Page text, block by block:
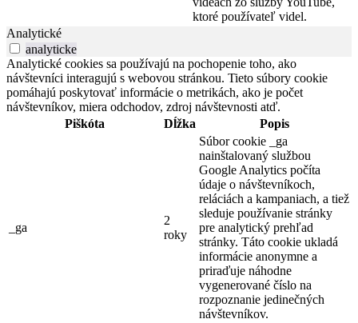
ktoré používateľ videl.
Analytické
analyticke
Analytické cookies sa používajú na pochopenie toho, ako
návštevníci interagujú s webovou stránkou. Tieto súbory cookie
pomáhajú poskytovať informácie o metrikách, ako je počet
návštevníkov, miera odchodov, zdroj návštevnosti atď.
Piškóta
Dĺžka Popis
_ga
2
roky
Súbor cookie _ga
nainštalovaný službou
Google Analytics počíta
údaje o návštevníkoch,
reláciách a kampaniach, a tiež
sleduje používanie stránky
pre analytický prehľad
stránky. Táto cookie ukladá
informácie anonymne a
priraďuje náhodne
vygenerované číslo na
rozpoznanie jedinečných
návštevníkov.